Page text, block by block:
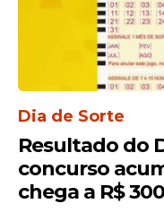
por prova
Dia de Sorte
Resultado do
concurso
chega a R$